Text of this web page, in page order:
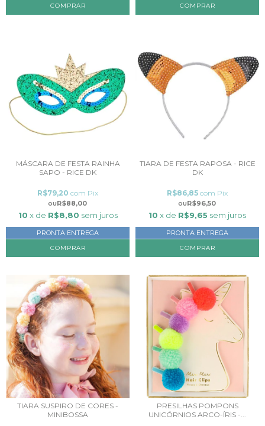
MÁSCARA DE FESTA RAINHA
SAPO - RICE DK
R$88,00
R$79,20 com Pix
10 x de R$8,80 sem juros
PRONTA ENTREGA
TIARA DE FESTA RAPOSA - RICE
DK
R$96,50
R$86,85 com Pix
10 x de R$9,65 sem juros
PRONTA ENTREGA
TIARA SUSPIRO DE CORES -
MINIBOSSA
PRESILHAS POMPONS
UNICÓRNIOS ARCO-ÍRIS -...